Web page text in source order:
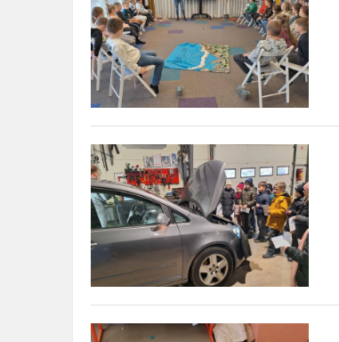
biblioteką
Išvyka
į
UAB
„Autoaivas“
Ketvirtokų